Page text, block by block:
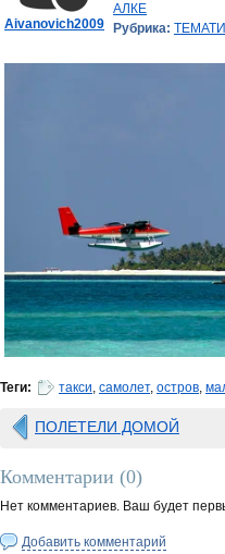
Aivanovich2009
АЛКЕ
Рубрика:
Теги: такси, самолет, остров,
ПОЛЕТЕЛИ ДОМОЙ
Комментарии (0)
Нет комментариев. Ваш будет
Добавить комментарий